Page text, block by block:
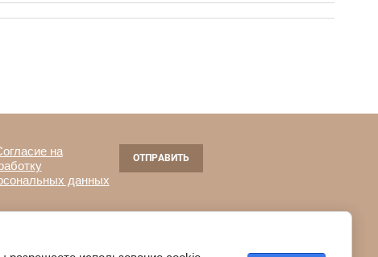
на
данных
ОТПРАВИТЬ